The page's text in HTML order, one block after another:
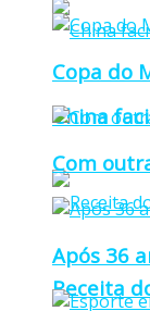
China
Receita
Copa do
Com
Após 36